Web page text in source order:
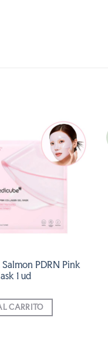
AÑADIR
A LA
LISTA
DESEOS
Salmon PDRN Pink
1 ud
CARRITO